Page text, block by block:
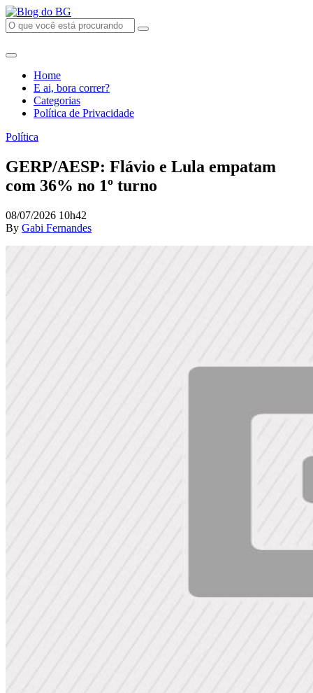
Home
E ai, bora correr?
Categorias
Política de Privacidade
Política
GERP/AESP: Flávio e Lula empatam
com 36% no 1º turno
08/07/2026 10h42
By Gabi Fernandes